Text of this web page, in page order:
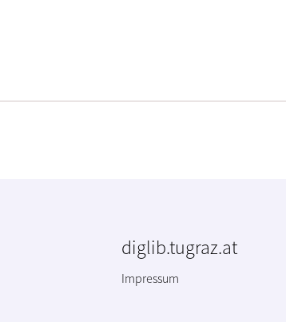
diglib.tugraz.at
Impressum